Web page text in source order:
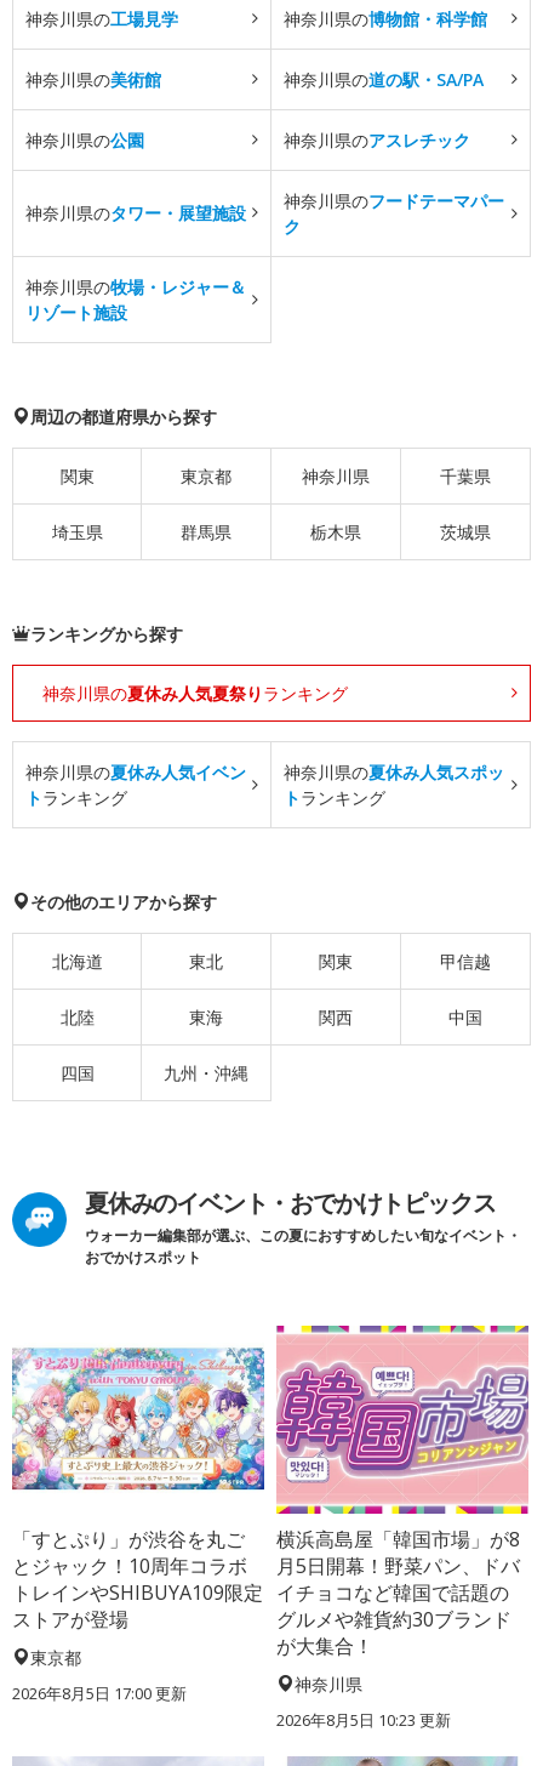
神奈川県の工場見学 神奈川県の博物館・科学館
神奈川県の美術館 神奈川県の道の駅・SA/PA
神奈川県の公園 神奈川県のアスレチック
神奈川県のタワー・展望施設
神奈川県のフードテーマパー
ク
神奈川県の牧場・レジャー＆
リゾート施設
周辺の都道府県から探す
関東 東京都 神奈川県 千葉県
埼玉県 群馬県 栃木県 茨城県
ランキングから探す
神奈川県の夏休み人気夏祭り ランキング
神奈川県の夏休み人気イベン
トランキング
神奈川県の夏休み人気スポッ
トランキング
その他のエリアから探す
北海道 東北 関東 甲信越
北陸 東海 関西 中国
四国 九州・沖縄
夏休みのイベント・おでかけトピックス
ウォーカー編集部が選ぶ、この夏におすすめしたい旬なイベント・
おでかけスポット
「すとぷり」が渋谷を丸ご
とジャック！10周年コラボ
トレインやSHIBUYA109限定
ストアが登場
東京都
2026年8月5日 17:00更新
横浜高島屋「韓国市場」が8
月5日開幕！野菜パン、ドバ
イチョコなど韓国で話題の
グルメや雑貨約30ブランド
が大集合！
神奈川県
2026年8月5日 10:23 更新